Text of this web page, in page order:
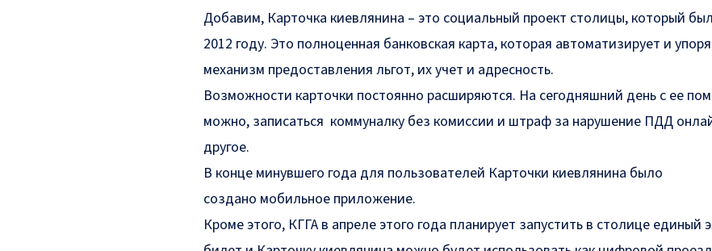
Добавим, Карточка киевлянина – это социальный проект столицы, который
2012 году. Это полноценная банковская карта, которая автоматизирует и
механизм предоставления льгот, их учет и адресность.
Возможности карточки постоянно расширяются. На сегодняшний день с ее
можно, записаться коммуналку без комиссии и штраф за нарушение ПДД
другое.
В конце минувшего года для пользователей Карточки киевлянина было
создано мобильное приложение.
Кроме этого, КГГА в апреле этого года планирует запустить в столице единый